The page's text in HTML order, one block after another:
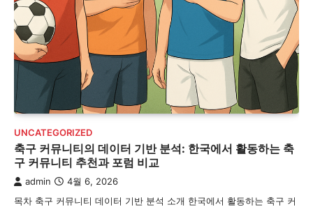
UNCATEGORIZED
축구 커뮤니티의 데이터 기반 분석: 한국에서 활동하는 축
구 커뮤니티 추천과 포럼 비교
admin 4월 6, 2026
목차 축구 커뮤니티 데이터 기반 분석 소개 한국에서 활동하는 축구 커